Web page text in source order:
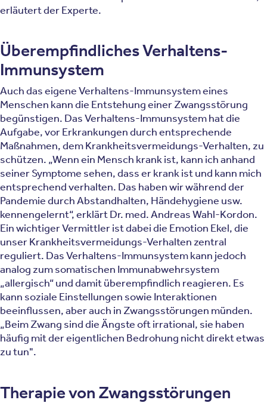
erläutert der Experte.
Überempfindliches Verhaltens-
Immunsystem
Auch das eigene Verhaltens-Immunsystem eines
Menschen kann die Entstehung einer Zwangsstörung
begünstigen. Das Verhaltens-Immunsystem hat die
Aufgabe, vor Erkrankungen durch entsprechende
Maßnahmen, dem Krankheitsvermeidungs-Verhalten, zu
schützen. „Wenn ein Mensch krank ist, kann ich anhand
seiner Symptome sehen, dass er krank ist und kann mich
entsprechend verhalten. Das haben wir während der
Pandemie durch Abstandhalten, Händehygiene usw.
kennengelernt“, erklärt Dr. med. Andreas Wahl-Kordon.
Ein wichtiger Vermittler ist dabei die Emotion Ekel, die
unser Krankheitsvermeidungs-Verhalten zentral
reguliert. Das Verhaltens-Immunsystem kann jedoch
analog zum somatischen Immunabwehrsystem
„allergisch“ und damit überempfindlich reagieren. Es
kann soziale Einstellungen sowie Interaktionen
beeinflussen, aber auch in Zwangsstörungen münden.
„Beim Zwang sind die Ängste oft irrational, sie haben
häufig mit der eigentlichen Bedrohung nicht direkt etwas
zu tun".
Therapie von Zwangsstörungen